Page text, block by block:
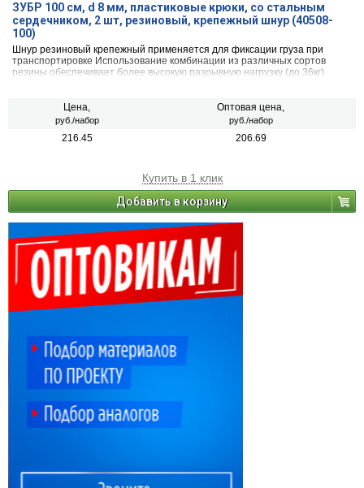
ЗУБР 100 см, d 8 мм, пластиковые крюки, со стальным
сердечником, 2 шт, резиновый, крепежный шнур (40508-
100)
Шнур резиновый крепежный применяется для фиксации груза при
транспортировке Использование комбинации из различных сортов
резины обеспечивает более высокую разрывную нагрузку (до 36кг)
Цена,
руб./набор
Оптовая цена,
руб./набор
216.45 206.69
Купить в 1 клик
Добавить в корзину